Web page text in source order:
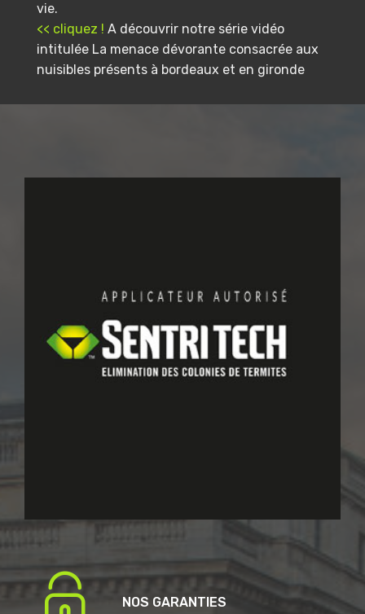
vie.
<< cliquez ! A découvrir notre série vidéo
intitulée La menace dévorante consacrée aux
nuisibles présents à bordeaux et en gironde
NOS GARANTIES